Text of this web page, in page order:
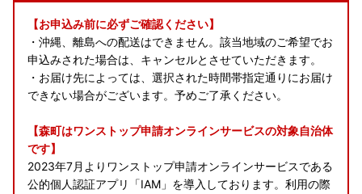
【お申込み前に必ずご確認ください】
・沖縄、離島への配送はできません。該当地域のご希望でお
申込みされた場合は、キャンセルとさせていただきます。
・お届け先によっては、選択された時間帯指定通りにお届け
できない場合がございます。予めご了承ください。
【森町はワンストップ申請オンラインサービスの対象自治体
です】
2023年7月よりワンストップ申請オンラインサービスである
公的個人認証アプリ「IAM」を導入しております。利用の際